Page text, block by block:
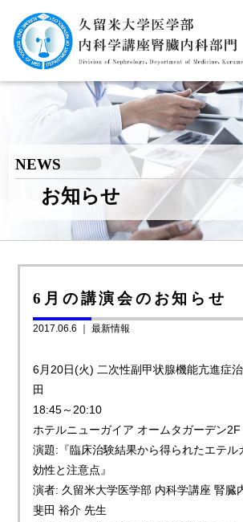
NEWS
お知らせ
6月の講演会のお知らせ
2017.06.6 ｜最新情報
6月20日(火) 二次性副甲状腺機能亢進症
田
18:45～20:10
ホテルニューガイア オームタガーデン2F
演題:『臨床治験結果から得られたエテル
効性と注意点』
演者: 久留米大学医学部 内科学講座 腎臓
斐田 裕介 先生